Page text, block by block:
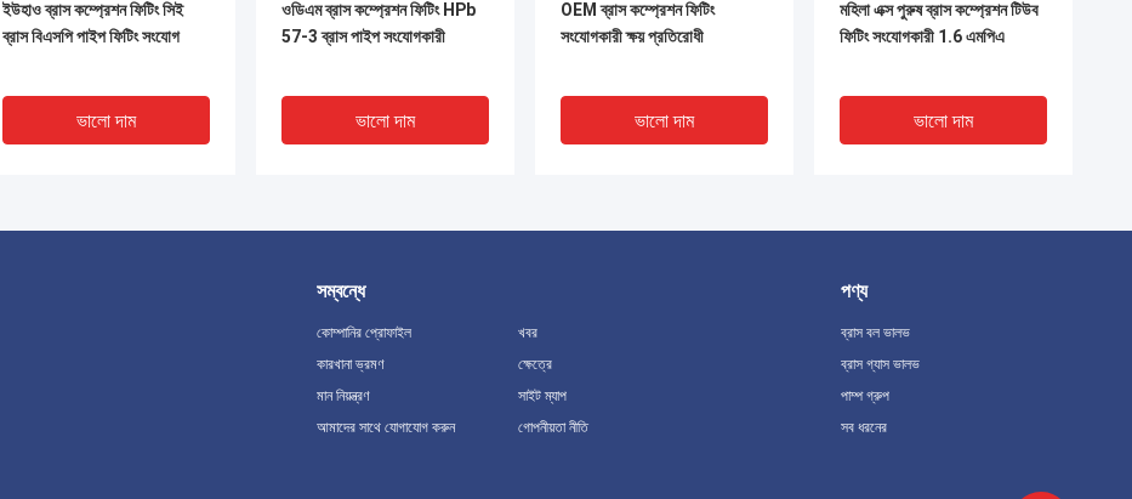
ইউহাও ব্রাস কম্প্রেশন ফিটিং সিই
ব্রাস বিএসপি পাইপ ফিটিং সংযোগ
ভালো দাম
ওডিএম ব্রাস কম্প্রেশন ফিটিং HPb
57-3 ব্রাস পাইপ সংযোগকারী
ভালো দাম
OEM ব্রাস কম্প্রেশন ফিটিং
সংযোগকারী ক্ষয় প্রতিরোধী
ভালো দাম
মহিলা এক্স পুরুষ ব্রাস কম্প্রেশন টিউব
ফিটিং সংযোগকারী 1.6 এমপিএ
ভালো দাম
সম্বন্ধে
কোম্পানির প্রোফাইল
কারখানা ভ্রমণ
মান নিয়ন্ত্রণ
আমাদের সাথে যোগাযোগ করুন
খবর
ক্ষেত্রে
সাইট ম্যাপ
গোপনীয়তা নীতি
পণ্য
ব্রাস বল ভালভ
ব্রাস গ্যাস ভালভ
পাম্প গ্রুপ
সব ধরনের